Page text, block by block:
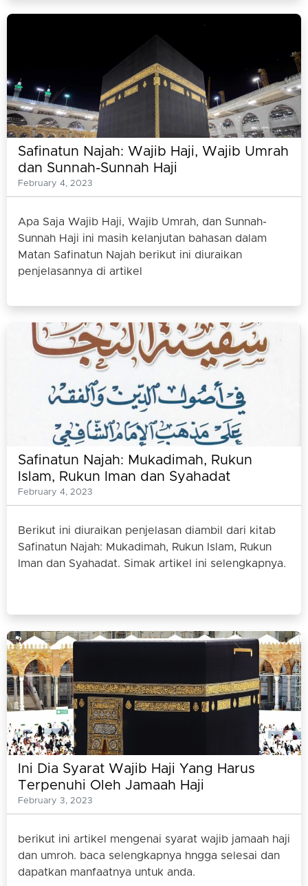
Safinatun Najah: Wajib Haji, Wajib Umrah
dan Sunnah-Sunnah Haji
February 4, 2023
Apa Saja Wajib Haji, Wajib Umrah, dan Sunnah-
Sunnah Haji ini masih kelanjutan bahasan dalam
Matan Safinatun Najah berikut ini diuraikan
penjelasannya di artikel
Safinatun Najah: Mukadimah, Rukun
Islam, Rukun Iman dan Syahadat
February 4, 2023
Berikut ini diuraikan penjelasan diambil dari kitab
Safinatun Najah: Mukadimah, Rukun Islam, Rukun
Iman dan Syahadat. Simak artikel ini selengkapnya.
Ini Dia Syarat Wajib Haji Yang Harus
Terpenuhi Oleh Jamaah Haji
February 3, 2023
berikut ini artikel mengenai syarat wajib jamaah haji
dan umroh. baca selengkapnya hngga selesai dan
dapatkan manfaatnya untuk anda.